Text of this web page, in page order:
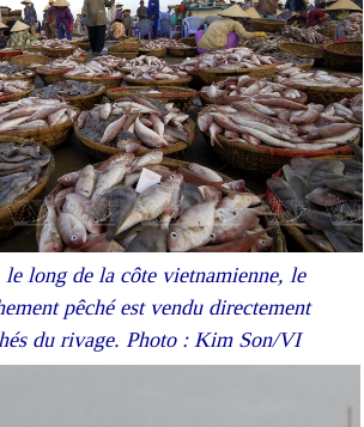
long de la côte vietnamienne, le
pêché est vendu directement
du rivage. Photo : Kim Son/VI